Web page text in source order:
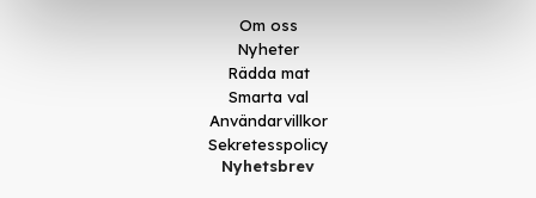
Nyhetsbrev
Om oss
Nyheter
Rädda mat
Smarta val
Användarvillkor
Sekretesspolicy